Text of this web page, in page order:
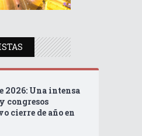
2026: Una intensa
congresos
cierre de año en